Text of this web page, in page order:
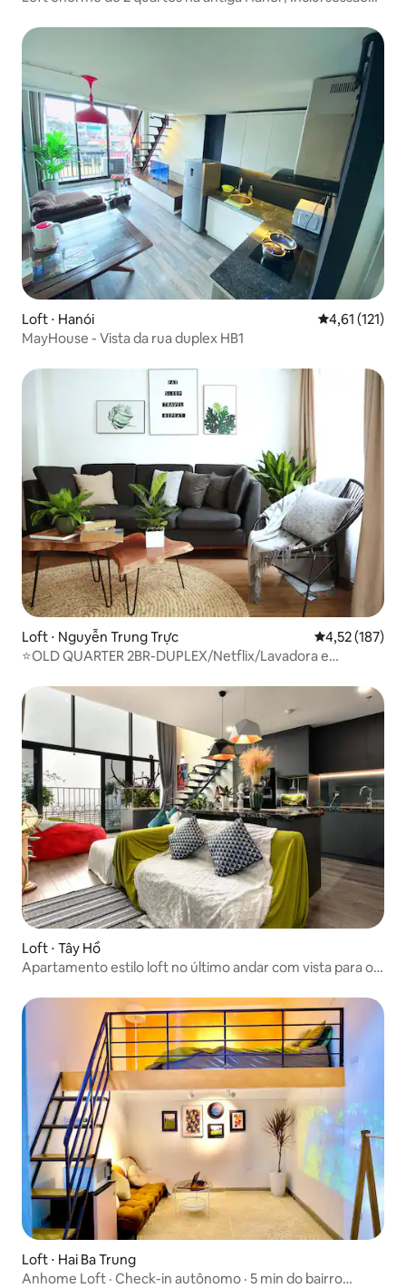
Loft ⋅ Hanói 4,61 de uma
4,61 (121)
MayHouse - Vista da rua duplex HB1
Loft ⋅ Nguyễn Trung Trực 4,52 de uma
4,52 (187)
⭐️OLD QUARTER 2BR-DUPLEX/Netflix/Lavadora e
Loft ⋅ Tây Hồ
Apartamento estilo loft no último andar com vista para o
Loft ⋅ Hai Ba Trung
Anhome Loft · Check-in autônomo · 5 min do bairro